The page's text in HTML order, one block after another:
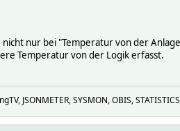
nur bei "Temperatur von der
Temperatur von der Logik erfasst.
JSONMETER, SYSMON, OBIS, STATISTICS